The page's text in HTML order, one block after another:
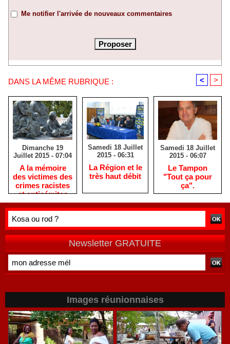
Me notifier l'arrivée de nouveaux commentaires
DANS LA MÊME RUBRIQUE : < >
Dimanche 19
Juillet 2015 - 07:04
A la mémoire
des victimes des
crimes racistes
et antisémites
Samedi 18 Juillet
2015 - 06:31
La Région et le
très haut débit
Samedi 18 Juillet
2015 - 06:07
Le Tampon
"Tout ça pour
ça".
Newsletter GRATUITE
Images réunionnaises